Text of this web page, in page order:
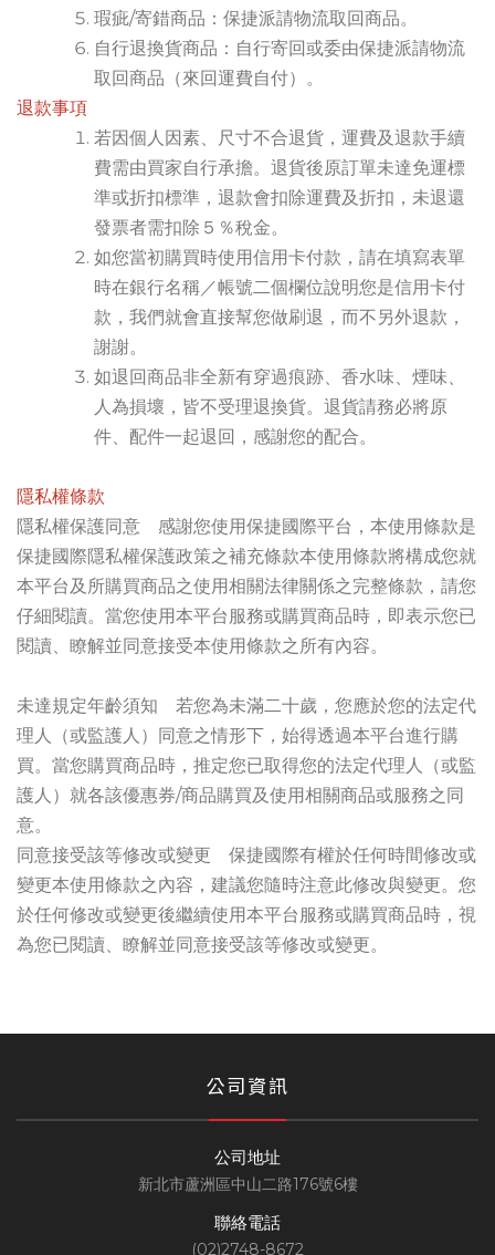
瑕疵/寄錯商品：保捷派請物流取回商品。
自行退換貨商品：自行寄回或委由保捷派請物流
取回商品（來回運費自付）。
退款事項
若因個人因素、尺寸不合退貨，運費及退款手續
費需由買家自行承擔。退貨後原訂單未達免運標
準或折扣標準，退款會扣除運費及折扣，未退還
發票者需扣除５％稅金。
如您當初購買時使用信用卡付款，請在填寫表單
時在銀行名稱／帳號二個欄位說明您是信用卡付
款，我們就會直接幫您做刷退，而不另外退款，
謝謝。
如退回商品非全新有穿過痕跡、香水味、煙味、
人為損壞，皆不受理退換貨。退貨請務必將原
件、配件一起退回，感謝您的配合。
隱私權條款
隱私權保護同意 感謝您使用保捷國際平台，本使用條款是
保捷國際隱私權保護政策之補充條款本使用條款將構成您就
本平台及所購買商品之使用相關法律關係之完整條款，請您
仔細閱讀。當您使用本平台服務或購買商品時，即表示您已
閱讀、瞭解並同意接受本使用條款之所有內容。
未達規定年齡須知 若您為未滿二十歲，您應於您的法定代
理人（或監護人）同意之情形下，始得透過本平台進行購
買。當您購買商品時，推定您已取得您的法定代理人（或監
護人）就各該優惠券/商品購買及使用相關商品或服務之同
意。
同意接受該等修改或變更 保捷國際有權於任何時間修改或
變更本使用條款之內容，建議您隨時注意此修改與變更。您
於任何修改或變更後繼續使用本平台服務或購買商品時，視
為您已閱讀、瞭解並同意接受該等修改或變更。
公司資訊
公司地址
新北市蘆洲區中山二路176號6樓
聯絡電話
(02)2748-8672